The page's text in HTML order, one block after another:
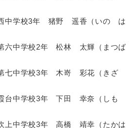
中学校3年 猪野 遥香（いの は
六中学校2年 松林 太輝（まつば
七中学校3年 木嵜 彩花（きざ
台中学校3年 下田 幸奈（しも
上中学校3年 高橋 靖幸（たかは